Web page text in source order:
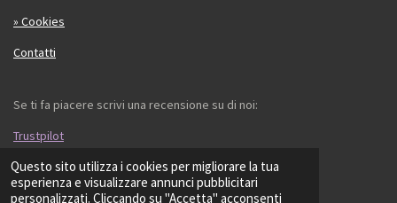
Questo sito utilizza i cookies per migliorare la tua
esperienza e visualizzare annunci pubblicitari
personalizzati. Cliccando su "Accetta" acconsenti
» Cookies
Contatti
Se ti fa piacere scrivi una recensione su di noi:
Trustpilot
© 2023 - 2026 LS GIOCHI